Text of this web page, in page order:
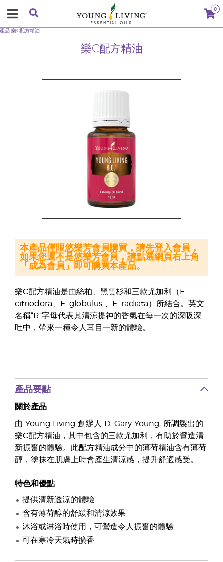
0
樂C配方精油
產品 樂C配方精油
樂C配方精油是由絲柏、黑雲杉和三款尤加利（E.
citriodora、E. globulus 、E. radiata）所結合。英文
名稱“R”字母代表其清涼提神的香氣在每一次的深吸深
吐中，帶來一種令人耳目一新的體驗。
本產品僅限悠樂芳會員購買，請先登入會員，
如果您還不是悠樂芳會員，請點選網頁右上角
「成為會員」即可購買本產品。
產品要點
關於產品
由 Young Living 創辦人 D. Gary Young, 所調製出的
樂C配方精油，其中包含的三款尤加利，有助於營造清
新振奮的體驗。此配方精油成分中的薄荷精油含有薄荷
醇，塗抹在肌膚上時會產生清涼感，提升舒適感受。
特色和優點
提供清新透涼的體驗
含有薄荷醇的舒緩和清涼效果
沐浴或淋浴時使用，可營造令人振奮的體驗
可在寒冷天氣時擴香